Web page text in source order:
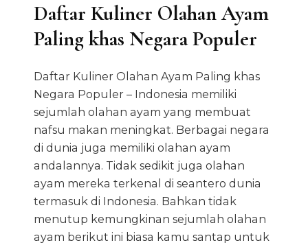
Daftar Kuliner Olahan Ayam
Paling khas Negara Populer
Daftar Kuliner Olahan Ayam Paling khas
Negara Populer – Indonesia memiliki
sejumlah olahan ayam yang membuat
nafsu makan meningkat. Berbagai negara
di dunia juga memiliki olahan ayam
andalannya. Tidak sedikit juga olahan
ayam mereka terkenal di seantero dunia
termasuk di Indonesia. Bahkan tidak
menutup kemungkinan sejumlah olahan
ayam berikut ini biasa kamu santap untuk